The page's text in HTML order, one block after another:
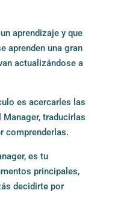
aprendizaje y que
aprenden una gran
actualizándose a
es acercarles las
Manager, traducirlas
comprenderlas.
es tu
principales,
decidirte por